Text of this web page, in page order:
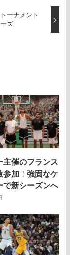
ーナメント
ズ
主催のフランス
参加！強固なケ
で新シーズンへ